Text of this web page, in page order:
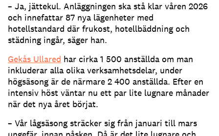
– Ja, jättekul. Anläggningen ska stå klar våren 2026
och innefattar 87 nya lägenheter med
hotellstandard där frukost, hotellbäddning och
städning ingår, säger han.
Gekås Ullared har cirka 1 500 anställda om man
inkluderar alla olika verksamhetsdelar, under
högsäsong är de närmare 2 400 anställda. Efter en
intensiv höst väntar nu ett par lite lugnare månader
när det nya året börjat.
– Vår lågsäsong sträcker sig från januari till mars